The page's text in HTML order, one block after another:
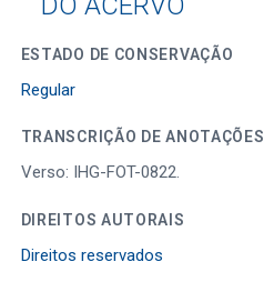
ESTADO DE CONSERVAÇÃO
Regular
TRANSCRIÇÃO DE ANOTAÇÕES
Verso: IHG-FOT-0822.
DIREITOS AUTORAIS
Direitos reservados